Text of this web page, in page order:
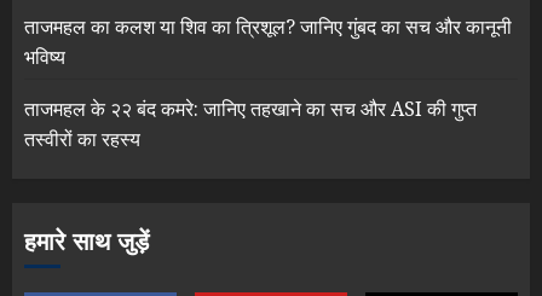
ताजमहल का कलश या शिव का त्रिशूल? जानिए गुंबद का सच और कानूनी
भविष्य
ताजमहल के २२ बंद कमरे: जानिए तहखाने का सच और ASI की गुप्त
तस्वीरों का रहस्य
हमारे साथ जुड़ें